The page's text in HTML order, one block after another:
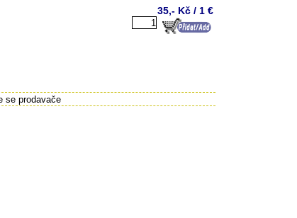
35,- Kč / 1 €
se prodavače